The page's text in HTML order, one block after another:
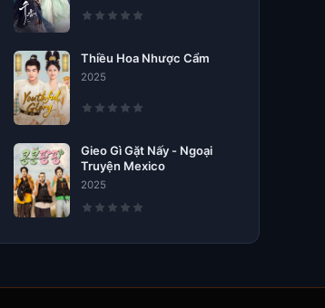
Thiều Hoa Nhược Cẩm
2025
Gieo Gì Gặt Nấy - Ngoại
Truyện Mexico
2025